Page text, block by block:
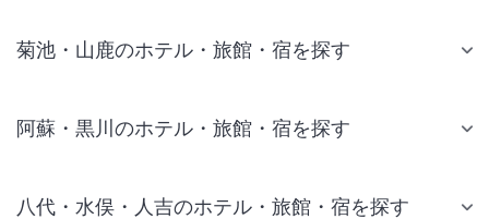
菊池・山鹿のホテル・旅館・宿を探す
阿蘇・黒川のホテル・旅館・宿を探す
八代・水俣・人吉のホテル・旅館・宿を探す